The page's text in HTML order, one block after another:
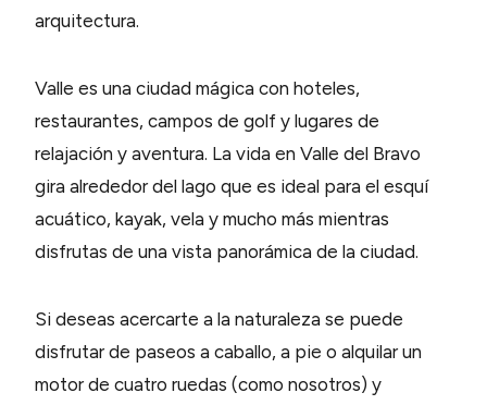
arquitectura.
Valle es una ciudad mágica con hoteles,
restaurantes, campos de golf y lugares de
relajación y aventura. La vida en Valle del Bravo
gira alrededor del lago que es ideal para el esquí
acuático, kayak, vela y mucho más mientras
disfrutas de una vista panorámica de la ciudad.
Si deseas acercarte a la naturaleza se puede
disfrutar de paseos a caballo, a pie o alquilar un
motor de cuatro ruedas (como nosotros) y